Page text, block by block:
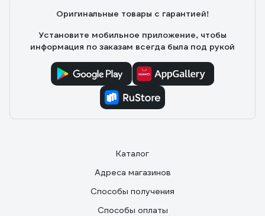
Оригинальные товары с гарантией!
Установите мобильное приложение, чтобы
информация по заказам всегда была под рукой
Каталог
Адреса магазинов
Способы получения
Способы оплаты